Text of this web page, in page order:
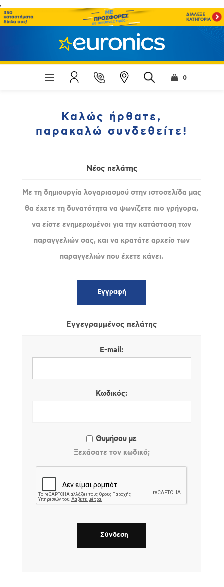
;
0
Καλώς ήρθατε,
παρακαλώ συνδεθείτε!
Νέος πελάτης
Με τη δημιουργία λογαριασμού στην ιστοσελίδα μας
θα έχετε τη δυνατότητα να ψωνίζετε πιο γρήγορα,
να είστε ενημερωμένοι για την κατάσταση των
παραγγελιών σας, και να κρατάτε αρχείο των
παραγγελιών που έχετε κάνει.
Εγγεγραμμένος πελάτης
E-mail:
Κωδικός:
Θυμήσου με
Ξεχάσατε τον κωδικό;